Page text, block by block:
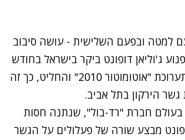
למטה ובפעם השלישית - עושה סיבוב
ג'וליאן דופונט ביקר בישראל בחודש
שעבר במסגרת תערוכת "אוטומוטור 2010" והחליט, כך זה
הירקון בתל אביב.
בעולם חברת "רד-בול", שנתנה חסות
מבצע שורה של פעלולים על הגשר